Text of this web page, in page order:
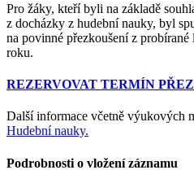
Pro žáky, kteří byli na základě
z docházky z hudební nauky, byl
na povinné přezkoušení z
roku.
REZERVOVAT TERMÍN
Další informace včetně výukových
Hudební nauky.
Podrobnosti o vložení záznamu